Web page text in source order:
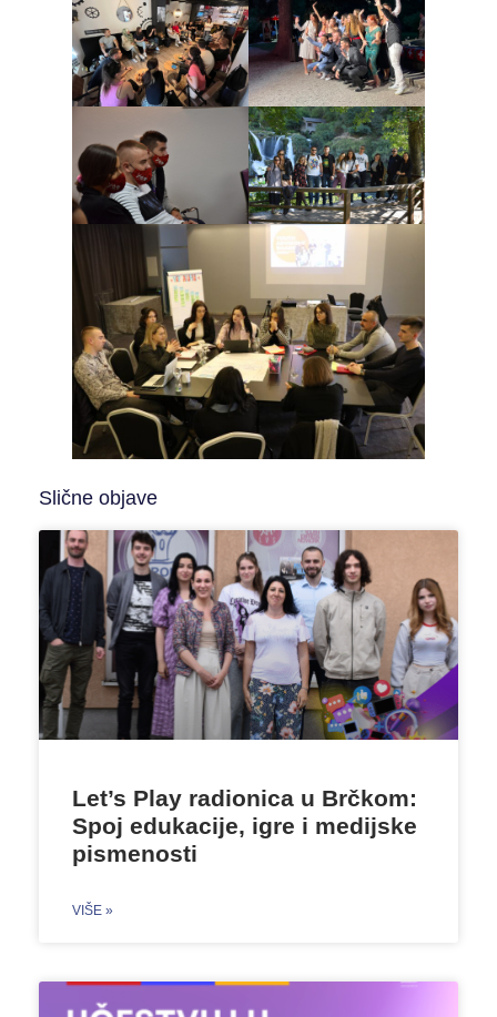
Slične objave
Let’s Play radionica u Brčkom:
Spoj edukacije, igre i medijske
pismenosti
VIŠE »